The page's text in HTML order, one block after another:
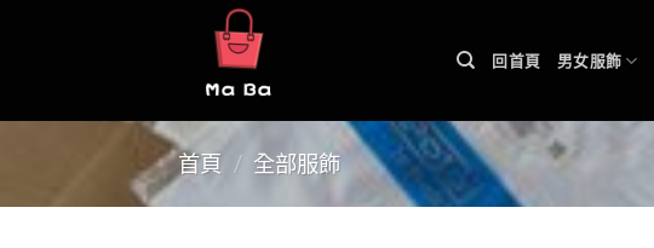
回首頁 男女服飾
首頁 / 全部服飾